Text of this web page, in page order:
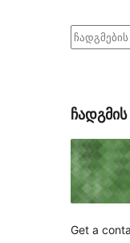
ძებნა
Get a